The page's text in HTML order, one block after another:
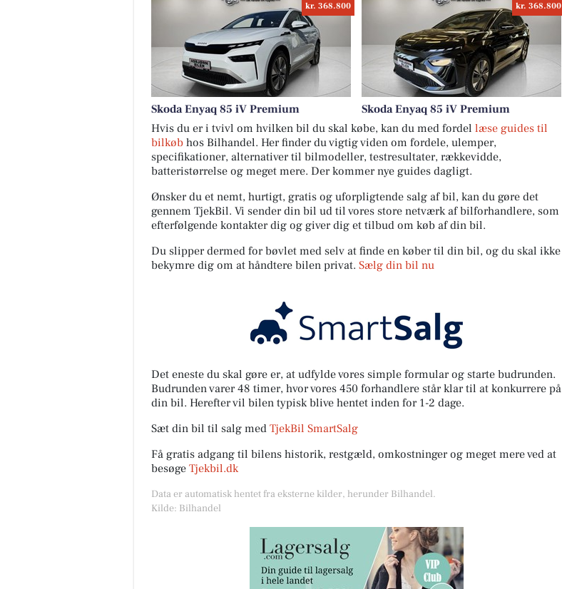
kr. 368.800
Skoda Enyaq 85 iV Premium
kr. 368.800
Skoda Enyaq 85 iV Premium
Hvis du er i tvivl om hvilken bil du skal købe, kan du med fordel læse guides til
bilkøb hos Bilhandel. Her finder du vigtig viden om fordele, ulemper,
specifikationer, alternativer til bilmodeller, testresultater, rækkevidde,
batteristørrelse og meget mere. Der kommer nye guides dagligt.
Ønsker du et nemt, hurtigt, gratis og uforpligtende salg af bil, kan du gøre det
gennem TjekBil. Vi sender din bil ud til vores store netværk af bilforhandlere, som
efterfølgende kontakter dig og giver dig et tilbud om køb af din bil.
Du slipper dermed for bøvlet med selv at finde en køber til din bil, og du skal ikke
bekymre dig om at håndtere bilen privat. Sælg din bil nu
Det eneste du skal gøre er, at udfylde vores simple formular og starte budrunden.
Budrunden varer 48 timer, hvor vores 450 forhandlere står klar til at konkurrere på
din bil. Herefter vil bilen typisk blive hentet inden for 1-2 dage.
Sæt din bil til salg med TjekBil SmartSalg
Få gratis adgang til bilens historik, restgæld, omkostninger og meget mere ved at
besøge Tjekbil.dk
Data er automatisk hentet fra eksterne kilder, herunder Bilhandel.
Kilde: Bilhandel